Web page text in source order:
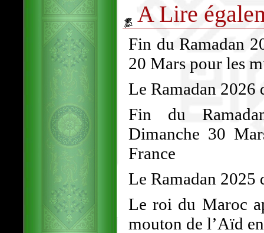
A Lire
Fin du Ramadan
20 Mars pour les
Le Ramadan 2026
Fin du
Dimanche 30
France
Le Ramadan 2025
Le roi du Maroc
mouton de l’Aïd